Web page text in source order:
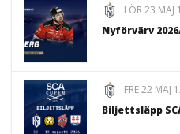
LÖR 23 MAJ
Nyförvärv
FRE 22 MAJ
Biljettsläpp